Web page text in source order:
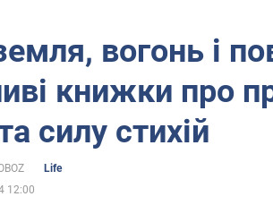
вогонь і
книжки про
силу стихій
Life
12:00